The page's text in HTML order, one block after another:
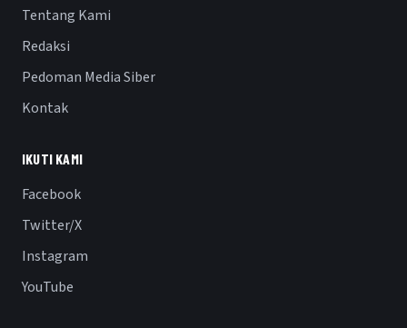
Tentang Kami
Redaksi
Pedoman Media Siber
Kontak
IKUTI KAMI
Facebook
Twitter/X
Instagram
YouTube